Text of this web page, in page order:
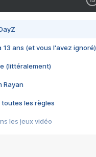
13 ans (et vous l'avez ignoré)
(littéralement)
Rayan
toutes les règles
les jeux vidéo